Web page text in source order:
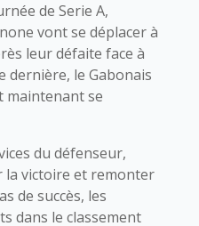
de Serie A,
vont se déplacer à
leur défaite face à
dernière, le Gabonais
maintenant se
du défenseur,
la victoire et remonter
de succès, les
dans le classement